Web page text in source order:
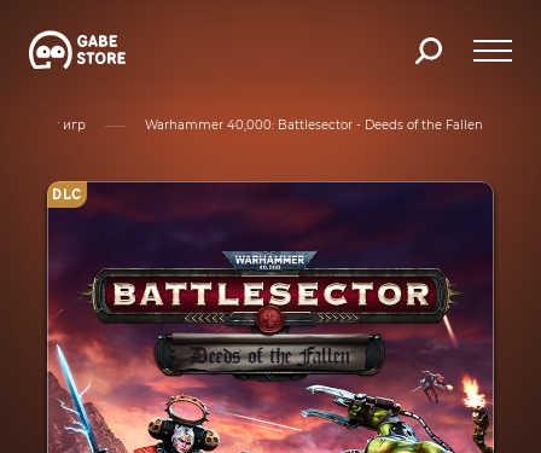
Каталог игр Warhammer 40,000: Battlesector - Deeds of the Fallen
DLC